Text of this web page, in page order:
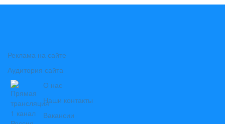
Реклама на сайте
Аудитория сайта
О нас
Наши контакты
Вакансии